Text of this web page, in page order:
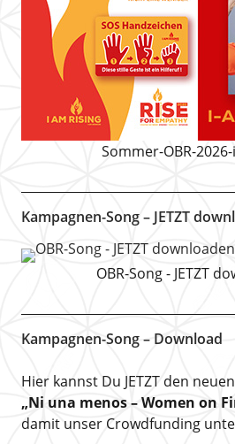
Sommer-OBR-
Kampagnen-Song – JETZT
OBR-Song - JETZT
Kampagnen-Song – Download
Hier kannst Du JETZT den
„Ni una menos – Women on
damit unser Crowdfunding